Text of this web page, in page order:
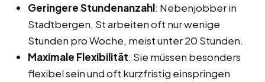
Geringere Stundenanzahl: Nebenjobber in
Stadtbergen, St arbeiten oft nur wenige
Stunden pro Woche, meist unter 20 Stunden.
Maximale Flexibilität: Sie müssen besonders
flexibel sein und oft kurzfristig einspringen